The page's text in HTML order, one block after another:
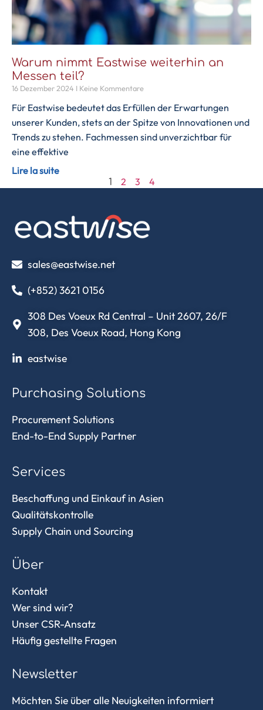
Warum nimmt Eastwise weiterhin an
Messen teil?
16 Dezember 2024 Keine Kommentare
Für Eastwise bedeutet das Erfüllen der Erwartungen
unserer Kunden, stets an der Spitze von Innovationen und
Trends zu stehen. Fachmessen sind unverzichtbar für
eine effektive
Lire la suite
1 2 3 4
sales@eastwise.net
(+852) 3621 0156
308 Des Voeux Rd Central – Unit 2607, 26/F
308, Des Voeux Road, Hong Kong
eastwise
Purchasing Solutions
Procurement Solutions
End-to-End Supply Partner
Services
Beschaffung und Einkauf in Asien
Qualitätskontrolle
Supply Chain und Sourcing
Über
Kontakt
Wer sind wir?
Unser CSR-Ansatz
Häufig gestellte Fragen
Newsletter
Möchten Sie über alle Neuigkeiten informiert